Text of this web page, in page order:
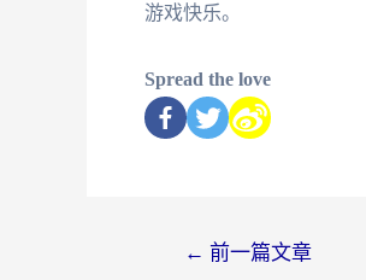
游戏快乐。
Spread the love
← 前一篇文章